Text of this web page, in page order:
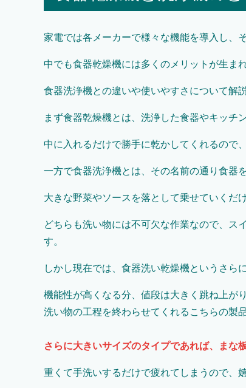
家電では各メーカーで様々な機能を導入し、
中でも食器乾燥機には多くのメリットが生ま
食器洗浄機との違いや使いやすさについて解説
まず食器乾燥機とは、洗浄した食器やキッチ
中に入れるだけで勝手に乾かしてくれるので
一方で食器洗浄機とは、その名前の通り食器
大きな野菜やソースを落として乗せていくだ
どちらも洗い物には不可欠な作業なので、ス
す。
しかし現在では、食器洗い乾燥機というさら
機能性が高くなる分、値段は大きく跳ね上が
洗い物の工程を終わらせてくれるこちらの製
さらに大きいサイズのタイプであれば、まな
重くて手洗いするだけで疲れてしまうので、